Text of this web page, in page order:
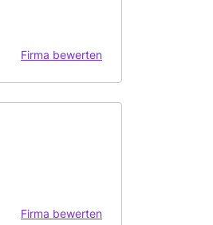
Firma bewerten
Firma bewerten